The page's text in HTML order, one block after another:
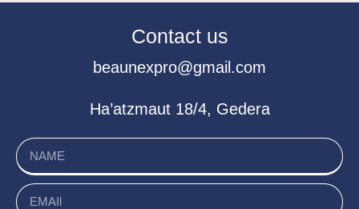
Contact us
beaunexpro@gmail.com
Ha’atzmaut 18/4, Gedera